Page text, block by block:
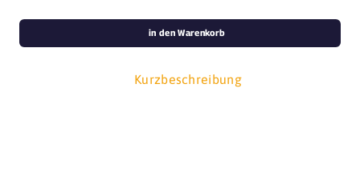
Kurzbeschreibung
in den Warenkorb